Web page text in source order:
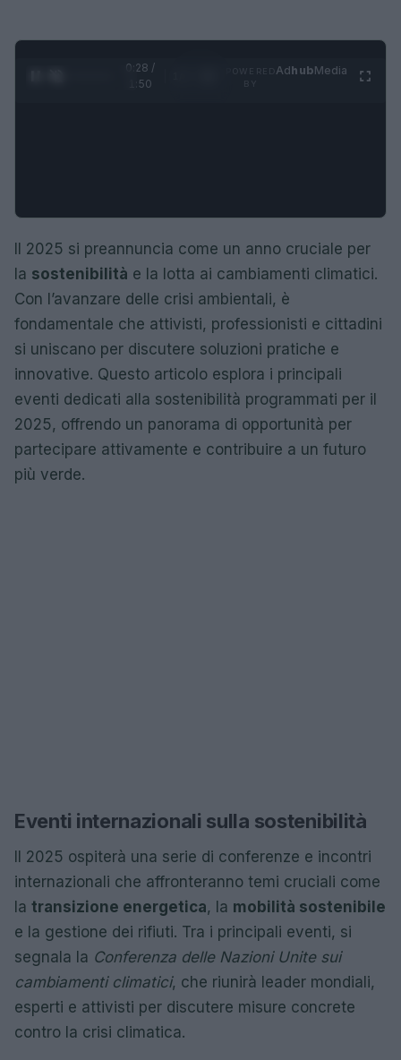
0:29 /
1:50
AdhubMedia
Il 2025 si preannuncia come un anno cruciale per
la sostenibilità e la lotta ai cambiamenti climatici.
Con l’avanzare delle crisi ambientali, è
fondamentale che attivisti, professionisti e cittadini
si uniscano per discutere soluzioni pratiche e
innovative. Questo articolo esplora i principali
eventi dedicati alla sostenibilità programmati per il
2025, offrendo un panorama di opportunità per
partecipare attivamente e contribuire a un futuro
più verde.
Eventi internazionali sulla sostenibilità
Il 2025 ospiterà una serie di conferenze e incontri
internazionali che affronteranno temi cruciali come
la transizione energetica, la mobilità sostenibile
e la gestione dei rifiuti. Tra i principali eventi, si
segnala la Conferenza delle Nazioni Unite sui
cambiamenti climatici, che riunirà leader mondiali,
esperti e attivisti per discutere misure concrete
contro la crisi climatica.